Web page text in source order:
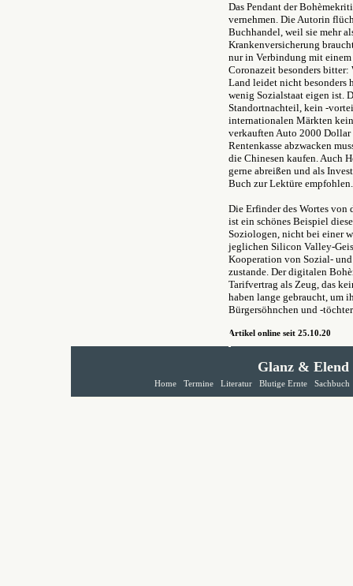
Das Pendant der
vernehmen. Die Autorin
Buchhandel, weil sie mehr
Krankenversicherung
nur in Verbindung mit einem
Coronazeit besonders bitter:
Land leidet nicht besonders
wenig Sozialstaat eigen ist.
Standortnachteil, kein -
internationalen Märkten
verkauften Auto 2000
Rentenkasse abzwacken
die Chinesen kaufen. Auch
gerne abreißen und als
Buch zur Lektüre empfohlen.
Die Erfinder des Wortes von
ist ein schönes Beispiel
Soziologen, nicht bei einer
jeglichen Silicon Valley-
Kooperation von Sozial-
zustande. Der digitalen
Tarifvertrag als Zeug, das
haben lange gebraucht, um
Bürgersöhnchen und -
Artikel online seit 25.10.20
Glanz & Elend
Home Termine Literatur Blutige Ernte Sachbuch